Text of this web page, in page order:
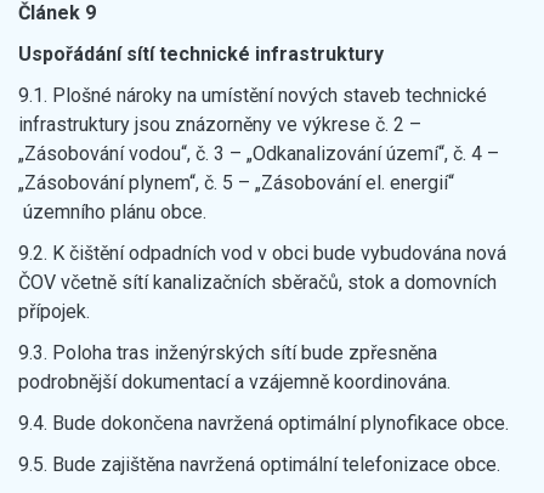
Článek 9
Uspořádání sítí technické infrastruktury
9.1. Plošné nároky na umístění nových staveb technické
infrastruktury jsou znázorněny ve výkrese č. 2 –
„Zásobování vodou“, č. 3 – „Odkanalizování území“, č. 4 –
„Zásobování plynem“, č. 5 – „Zásobování el. energií“
územního plánu obce.
9.2. K čištění odpadních vod v obci bude vybudována nová
ČOV včetně sítí kanalizačních sběračů, stok a domovních
přípojek.
9.3. Poloha tras inženýrských sítí bude zpřesněna
podrobnější dokumentací a vzájemně koordinována.
9.4. Bude dokončena navržená optimální plynofikace obce.
9.5. Bude zajištěna navržená optimální telefonizace obce.